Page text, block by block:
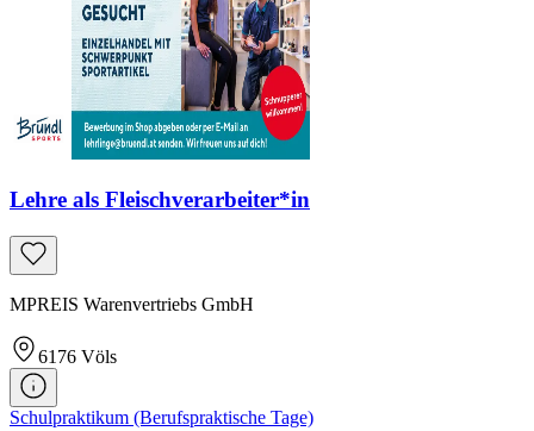
Lehre als Fleischverarbeiter*in
MPREIS Warenvertriebs GmbH
6176 Völs
Schulpraktikum (Berufspraktische Tage)